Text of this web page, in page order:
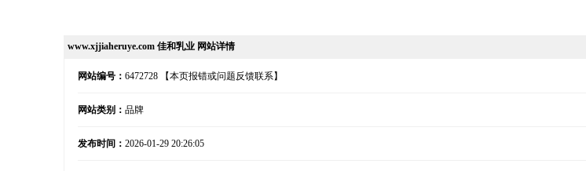
www.xjjiaheruye.com 佳和乳业 网站详情
网站编号： 6472728 【本页报错或问题反馈联系】
网站类别： 品牌
发布时间： 2026-01-29 20:26:05